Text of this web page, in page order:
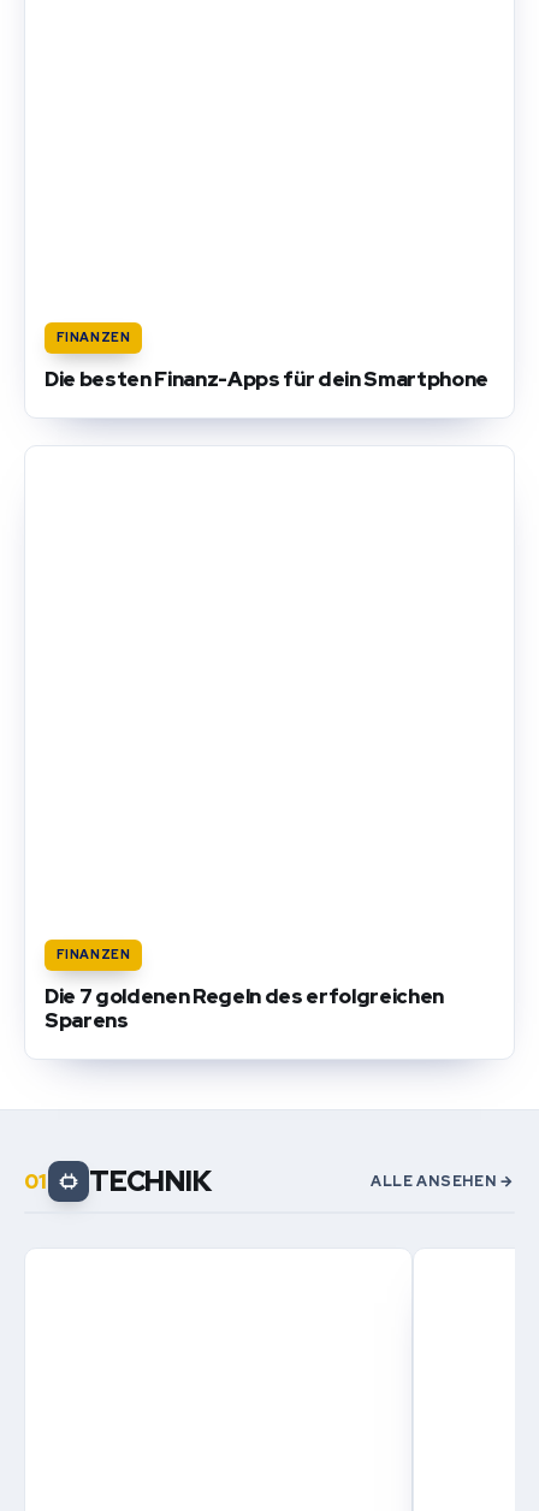
FINANZEN
Die besten Finanz-Apps für dein Smartphone
FINANZEN
Die 7 goldenen Regeln des erfolgreichen
Sparens
TECHNIK ALLE ANSEHEN →